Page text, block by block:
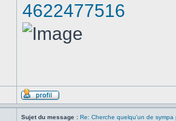
4622477516
Sujet du message : Re: Cherche quelqu'un de